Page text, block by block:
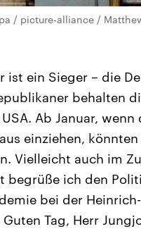
/ picture-alliance /
ist ein Sieger – die
behalten
Ab Januar, wenn
einziehen,
Vielleicht auch im
begrüße ich den
bei der
Tag, Herr